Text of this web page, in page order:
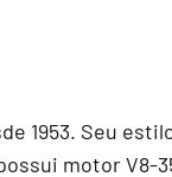
1953. Seu
motor V8-